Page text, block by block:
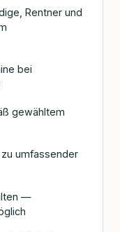
Rentner und
bei
gewähltem
umfassender
—